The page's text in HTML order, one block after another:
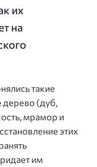
их
на
такие
дерево (дуб,
мрамор и
этих
им